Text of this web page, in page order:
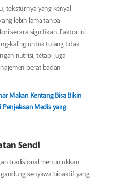
teksturnya yang kenyal
lebih lama tanpa
secara signifikan. Faktor ini
kaling untuk tulang tidak
nutrisi, tetapi juga
berat badan.
Makan Kentang Bisa Bikin
Penjelasan Medis yang
Sendi
tradisional menunjukkan
senyawa bioaktif yang